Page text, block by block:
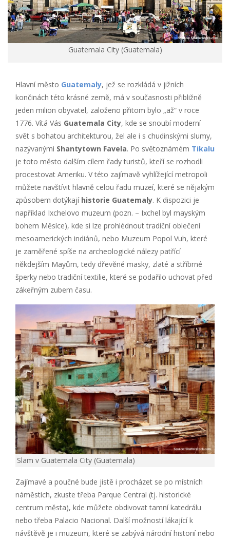
Guatemala City (Guatemala)
Hlavní město Guatemaly, jež se rozkládá v jižních
končinách této krásné země, má v současnosti přibližně
jeden milion obyvatel, založeno přitom bylo „až“ v roce
1776. Vítá Vás Guatemala City, kde se snoubí moderní
svět s bohatou architekturou, žel ale i s chudinskými slumy,
nazývanými Shantytown Favela. Po světoznámém Tikalu
je toto město dalším cílem řady turistů, kteří se rozhodli
procestovat Ameriku. V této zajímavě vyhlížející metropoli
můžete navštívit hlavně celou řadu muzeí, které se nějakým
způsobem dotýkají historie Guatemaly. K dispozici je
například Ixchelovo muzeum (pozn. – Ixchel byl mayským
bohem Měsíce), kde si lze prohlédnout tradiční oblečení
mesoamerických indiánů, nebo Muzeum Popol Vuh, které
je zaměřené spíše na archeologické nálezy patřící
někdejším Mayům, tedy dřevěné masky, zlaté a stříbrné
šperky nebo tradiční textilie, které se podařilo uchovat před
zákeřným zubem času.
Slam v Guatemala City (Guatemala)
Zajímavé a poučné bude jistě i procházet se po místních
náměstích, zkuste třeba Parque Central (tj. historické
centrum města), kde můžete obdivovat tamní katedrálu
nebo třeba Palacio Nacional. Další možností lákající k
návštěvě je i muzeum, které se zabývá národní historií nebo